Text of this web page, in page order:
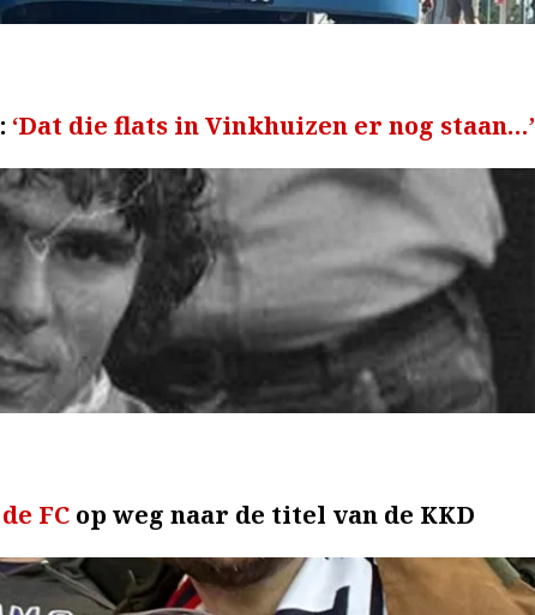
‘Dat die flats in Vinkhuizen er nog staan…’
FC op weg naar de titel van de KKD